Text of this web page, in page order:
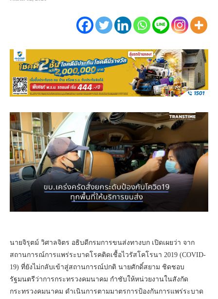
นายจิรุตม์ วิศาลจิตร อธิบดีกรมการขนส่งทางบก เปิดเผยว่า จาก
สถานการณ์การแพร่ระบาดโรคติดเชื้อไวรัสโคโรนา 2019 (COVID-
19) ที่ยังไม่กลับเข้าสู่สถานการณ์ปกติ นายศักดิ์สยาม ชิดชอบ
รัฐมนตรีว่าการกระทรวงคมนาคม กำชับให้หน่วยงานในสังกัด
กระทรวงคมนาคม ดำเนินการตามมาตรการป้องกันการแพร่ระบาด